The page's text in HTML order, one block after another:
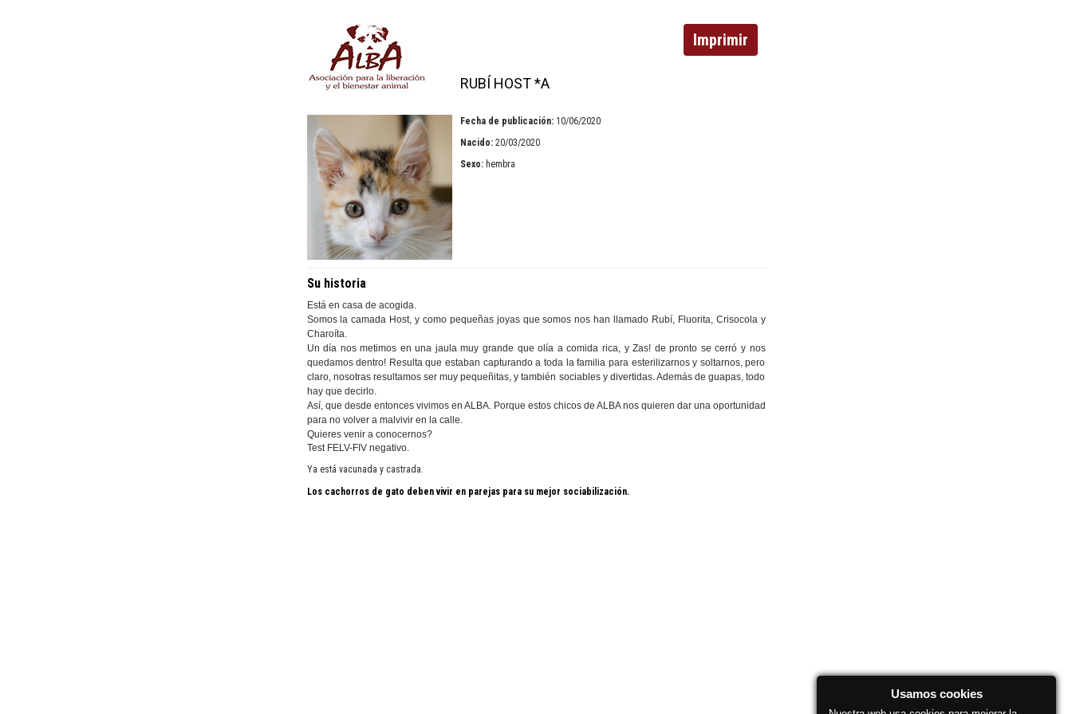
Imprimir
RUBÍ HOST *A
Fecha de publicación: 10/06/2020
Nacido: 20/03/2020
Sexo: hembra
Su historia
Está en casa de acogida.
Somos la camada Host, y como pequeñas joyas que somos nos han llamado Rubí, Fluorita, Crisocola y
Charoíta.
Un día nos metimos en una jaula muy grande que olía a comida rica, y Zas! de pronto se cerró y nos
quedamos dentro! Resulta que estaban capturando a toda la familia para esterilizarnos y soltarnos, pero
claro, nosotras resultamos ser muy pequeñitas, y también sociables y divertidas. Además de guapas, todo
hay que decirlo.
Así, que desde entonces vivimos en ALBA. Porque estos chicos de ALBA nos quieren dar una oportunidad
para no volver a malvivir en la calle.
Quieres venir a conocernos?
Test FELV-FIV negativo.
Ya está vacunada y castrada.
Los cachorros de gato deben vivir en parejas para su mejor sociabilización.
Usamos cookies